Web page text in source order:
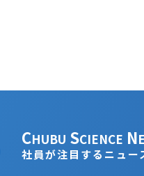
CHUBU SCIENCE N
社員が注目するニュー